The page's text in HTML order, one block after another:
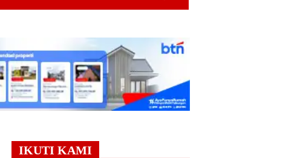
IKUTI KAMI